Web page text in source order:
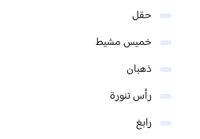
حقل
خميس مشيط
ذهبان
رأس تنورة
رابغ